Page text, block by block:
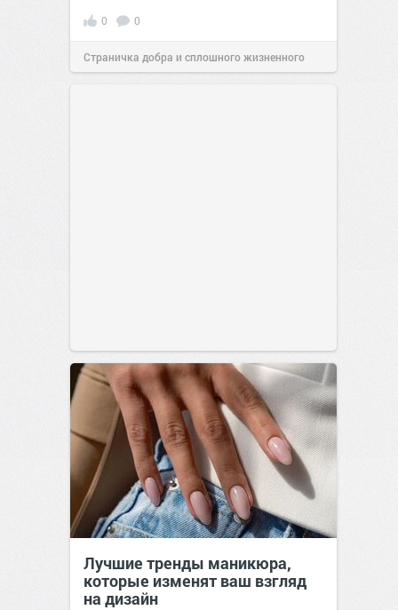
0 0
Страничка добра и сплошного жизненного
Лучшие тренды маникюра,
которые изменят ваш взгляд
на дизайн